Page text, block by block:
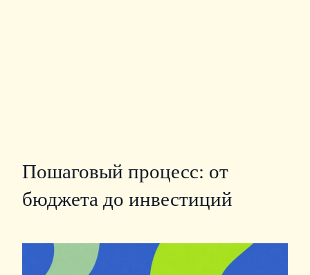
Пошаговый процесс: от
бюджета до инвестиций